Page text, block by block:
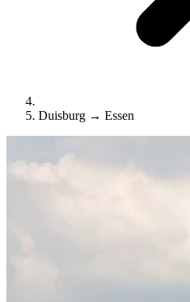
Duisburg → Essen